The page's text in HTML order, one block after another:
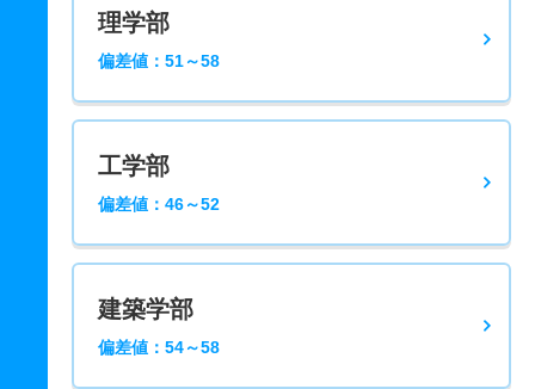
理学部
偏差値：51～58
工学部
偏差値：46～52
建築学部
偏差値：54～58